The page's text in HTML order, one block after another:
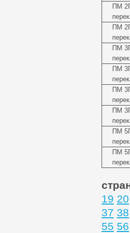
ПМ
ПМ
ПМ
ПМ
ПМ
ПМ
ПМ
ПМ
19 20
37 38
55 56